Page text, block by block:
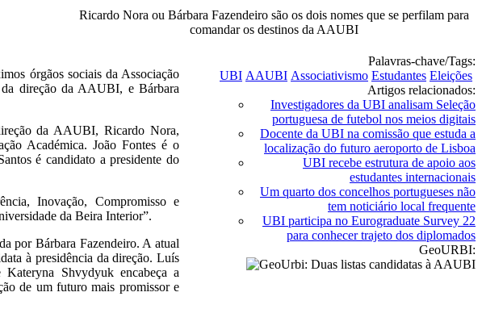
Ricardo Nora ou Bárbara Fazendeiro são os dois nomes que se perfilam para
comandar os destinos da AAUBI
órgãos sociais da Associação
direção da AAUBI, e Bárbara
da AAUBI, Ricardo Nora,
Académica. João Fontes é o
é candidato a presidente do
Inovação, Compromisso e
da Beira Interior”.
por Bárbara Fazendeiro. A atual
à presidência da direção. Luís
Shvydyuk encabeça a
de um futuro mais promissor e
Palavras-chave/Tags:
UBI AAUBI Associativismo Estudantes Eleições
Artigos relacionados:
Investigadores da UBI analisam Seleção
portuguesa de futebol nos meios digitais
Docente da UBI na comissão que estuda a
localização do futuro aeroporto de Lisboa
UBI recebe estrutura de apoio aos
estudantes internacionais
Um quarto dos concelhos portugueses não
tem noticiário local frequente
UBI participa no Eurograduate Survey 22
para conhecer trajeto dos diplomados
GeoURBI: